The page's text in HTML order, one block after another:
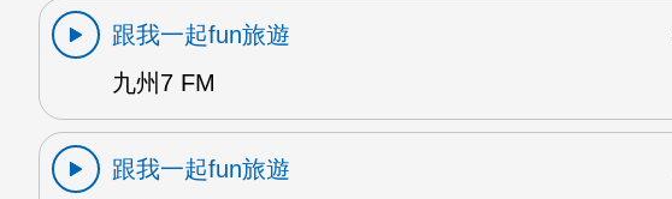
跟我一起fun旅遊
九州7 FM
跟我一起fun旅遊